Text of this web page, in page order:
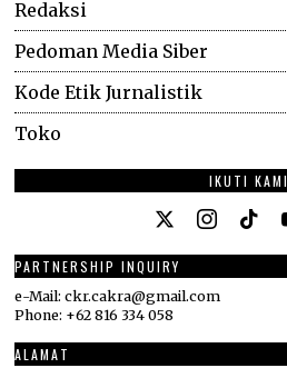
Redaksi
Pedoman Media Siber
Kode Etik Jurnalistik
Toko
IKUTI KAMI
PARTNERSHIP INQUIRY
e-Mail: ckr.cakra@gmail.com
Phone: +62 816 334 058
ALAMAT